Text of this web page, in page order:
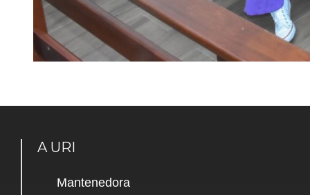
A URI
Mantenedora